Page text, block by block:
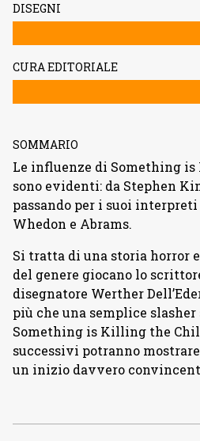
DISEGNI
CURA EDITORIALE
SOMMARIO
Le influenze di Something
sono evidenti: da Stephen
passando per i suoi
Whedon e Abrams.
Si tratta di una storia horror
del genere giocano lo
disegnatore Werther
più che una semplice
Something is Killing the
successivi potranno
un inizio davvero